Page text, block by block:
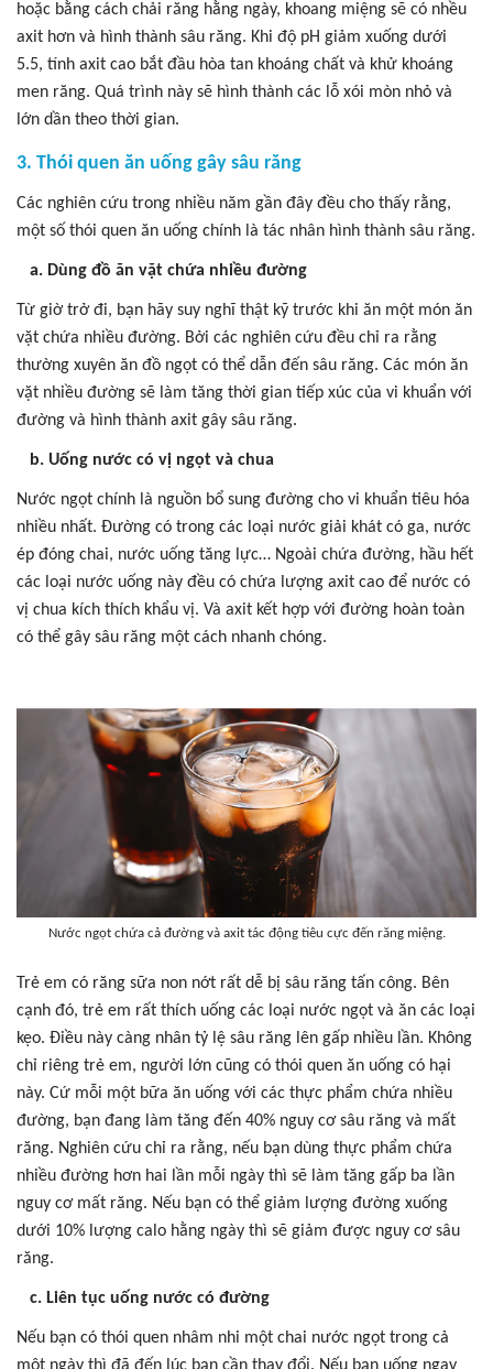
hoặc bằng cách chải răng hằng ngày, khoang miệng sẽ có nhều
axit hơn và hình thành sâu răng. Khi độ pH giảm xuống dưới
5.5, tính axit cao bắt đầu hòa tan khoáng chất và khử khoáng
men răng. Quá trình này sẽ hình thành các lỗ xói mòn nhỏ và
lớn dần theo thời gian.
3. Thói quen ăn uống gây sâu răng
Các nghiên cứu trong nhiều năm gần đây đều cho thấy rằng,
một số thói quen ăn uống chính là tác nhân hình thành sâu răng.
a. Dùng đồ ăn vặt chứa nhiều đường
Từ giờ trở đi, bạn hãy suy nghĩ thật kỹ trước khi ăn một món ăn
vặt chứa nhiều đường. Bởi các nghiên cứu đều chỉ ra rằng
thường xuyên ăn đồ ngọt có thể dẫn đến sâu răng. Các món ăn
vặt nhiều đường sẽ làm tăng thời gian tiếp xúc của vi khuẩn với
đường và hình thành axit gây sâu răng.
b. Uống nước có vị ngọt và chua
Nước ngọt chính là nguồn bổ sung đường cho vi khuẩn tiêu hóa
nhiều nhất. Đường có trong các loại nước giải khát có ga, nước
ép đóng chai, nước uống tăng lực… Ngoài chứa đường, hầu hết
các loại nước uống này đều có chứa lượng axit cao để nước có
vị chua kích thích khẩu vị. Và axit kết hợp với đường hoàn toàn
có thể gây sâu răng một cách nhanh chóng.
Nước ngọt chứa cả đường và axit tác động tiêu cực đến răng miệng.
Trẻ em có răng sữa non nớt rất dễ bị sâu răng tấn công. Bên
cạnh đó, trẻ em rất thích uống các loại nước ngọt và ăn các loại
kẹo. Điều này càng nhân tỷ lệ sâu răng lên gấp nhiều lần. Không
chỉ riêng trẻ em, người lớn cũng có thói quen ăn uống có hại
này. Cứ mỗi một bữa ăn uống với các thực phẩm chứa nhiều
đường, bạn đang làm tăng đến 40% nguy cơ sâu răng và mất
răng. Nghiên cứu chỉ ra rằng, nếu bạn dùng thực phẩm chứa
nhiều đường hơn hai lần mỗi ngày thì sẽ làm tăng gấp ba lần
nguy cơ mất răng. Nếu bạn có thể giảm lượng đường xuống
dưới 10% lượng calo hằng ngày thì sẽ giảm được nguy cơ sâu
răng.
c. Liên tục uống nước có đường
Nếu bạn có thói quen nhâm nhi một chai nước ngọt trong cả